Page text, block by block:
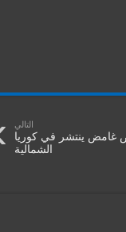
التالي
غامض ينتشر في كوريا
الشمالية